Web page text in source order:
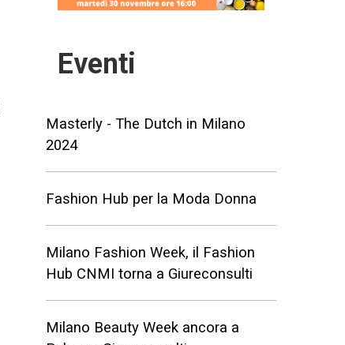
Eventi
Masterly - The Dutch in Milano
2024
Fashion Hub per la Moda Donna
Milano Fashion Week, il Fashion
Hub CNMI torna a Giureconsulti
Milano Beauty Week ancora a